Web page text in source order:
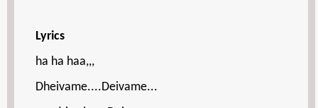
Lyrics
ha ha haa,,,
Dheivame....Deivame...